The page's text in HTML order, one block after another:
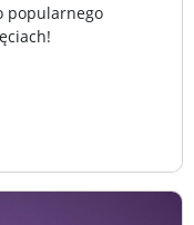
popularnego